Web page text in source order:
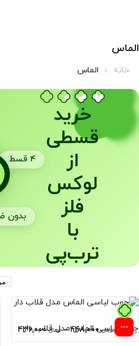
الماس
خانه الماس
خرید
قسطی
از
لوکس
فلز
با
ترب‌پی
۴ قسط
بدون
چوب لباسی الماس مدل قلاب دار
تومان۴۴۸,۰۰۰ – تومان۴۳۶,۰۰۰